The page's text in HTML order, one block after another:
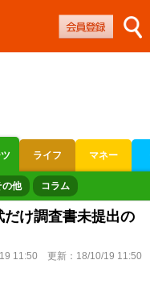
ライフ マネー
の他 コラム
け調査書未提出の
11:50 更新： 18/10/19 11:50